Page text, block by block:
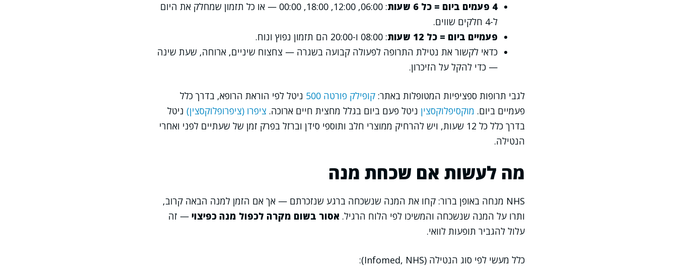
4 פעמים ביום = כל 6 שעות
: 06:00, 12:00, 18:00, 00:00 — או כל תזמון שמחלק את היום
ל-4 חלקים שווים.
פעמיים ביום = כל 12 שעות
: 08:00 ו-20:00 הם תזמון נפוץ ונוח.
כדאי לקשור את נטילת התרופה לפעולה קבועה בשגרה — צחצוח שיניים, ארוחה, שעת שינה
— כדי להקל על הזיכרון.
לגבי תרופות ספציפיות המטופלות באתר: קופילק פורטה 500
ניטל לפי הוראת הרופא, בדרך כלל
פעמיים ביום. מוקסיפלוקסצין ניטל פעם ביום בגלל מחצית חיים ארוכה. ציפרו (ציפרופלוקסצין) ניטל
בדרך כלל כל 12 שעות, ויש להרחיק ממוצרי חלב ותוספי סידן וברזל בפרק זמן של שעתיים לפני ואחרי
הנטילה.
מה לעשות אם שכחת מנה
NHS מנחה באופן ברור: קחו את המנה שנשכחה ברגע שנזכרתם — אך אם הזמן למנה הבאה קרוב,
ותרו על המנה שנשכחה והמשיכו לפי הלוח הרגיל. אסור בשום מקרה לכפול מנה כפיצוי — זה
עלול להגביר תופעות לוואי.
כלל מעשי לפי סוג הנטילה (Infomed, NHS):